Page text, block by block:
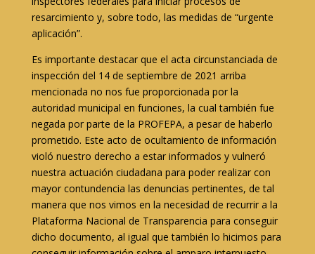
resarcimiento y, sobre todo, las medidas de “urgente
aplicación”.
Es importante destacar que el acta circunstanciada de
inspección del 14 de septiembre de 2021 arriba
mencionada no nos fue proporcionada por la
autoridad municipal en funciones, la cual también fue
negada por parte de la PROFEPA, a pesar de haberlo
prometido. Este acto de ocultamiento de información
violó nuestro derecho a estar informados y vulneró
nuestra actuación ciudadana para poder realizar con
mayor contundencia las denuncias pertinentes, de tal
manera que nos vimos en la necesidad de recurrir a la
Plataforma Nacional de Transparencia para conseguir
dicho documento, al igual que también lo hicimos para